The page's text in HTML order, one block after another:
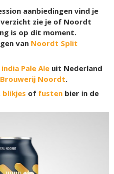
aanbiedingen vind je
zie je of Noordt
is op dit moment.
van Noordt Split
india Pale Ale uit Nederland
Brouwerij Noordt.
blikjes of fusten bier in de